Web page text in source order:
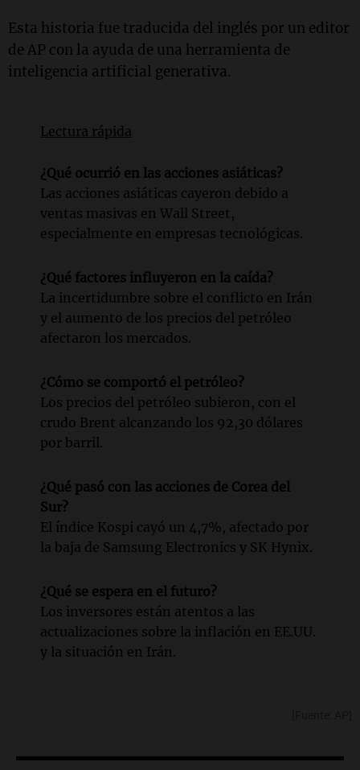
Esta historia fue traducida del inglés por un editor
de AP con la ayuda de una herramienta de
inteligencia artificial generativa.
Lectura rápida
¿Qué ocurrió en las acciones asiáticas?
Las acciones asiáticas cayeron debido a
ventas masivas en Wall Street,
especialmente en empresas tecnológicas.
¿Qué factores influyeron en la caída?
La incertidumbre sobre el conflicto en Irán
y el aumento de los precios del petróleo
afectaron los mercados.
¿Cómo se comportó el petróleo?
Los precios del petróleo subieron, con el
crudo Brent alcanzando los 92,30 dólares
por barril.
¿Qué pasó con las acciones de Corea del
Sur?
El índice Kospi cayó un 4,7%, afectado por
la baja de Samsung Electronics y SK Hynix.
¿Qué se espera en el futuro?
Los inversores están atentos a las
actualizaciones sobre la inflación en EE.UU.
y la situación en Irán.